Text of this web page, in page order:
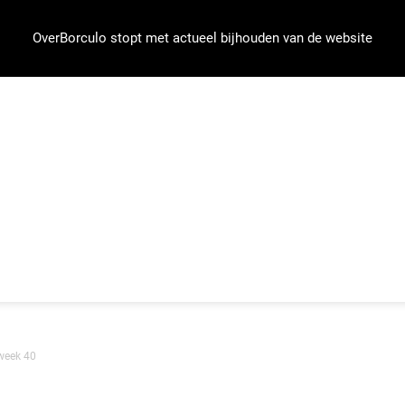
OverBorculo stopt met actueel bijhouden van de website
40